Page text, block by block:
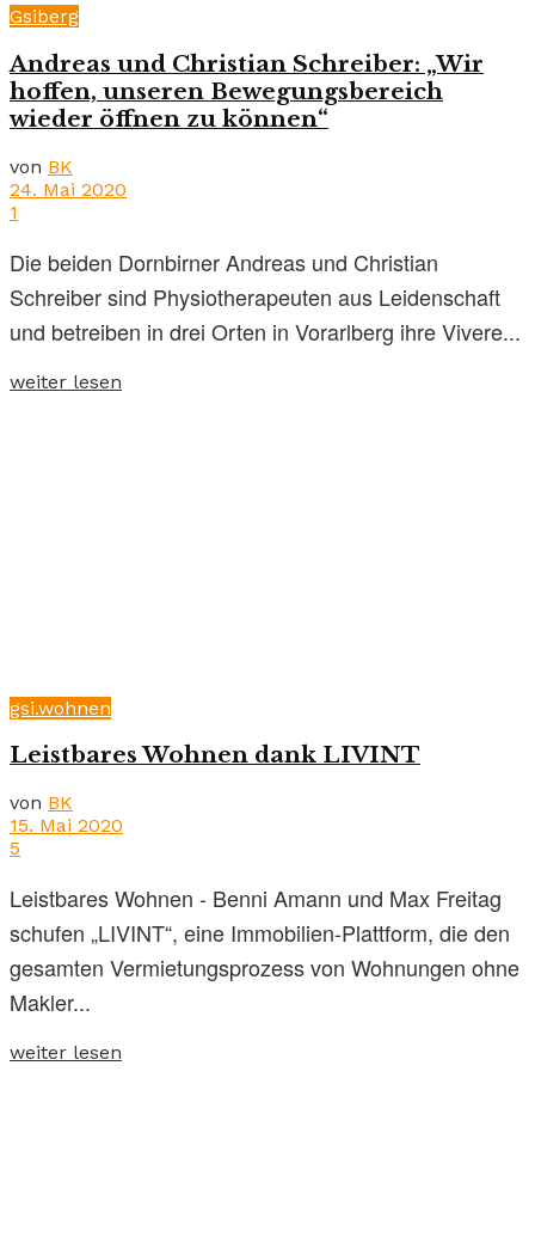
Gsiberg
Andreas und Christian Schreiber: „Wir
hoffen, unseren Bewegungsbereich
wieder öffnen zu können“
von BK
24. Mai 2020
1
Die beiden Dornbirner Andreas und Christian
Schreiber sind Physiotherapeuten aus Leidenschaft
und betreiben in drei Orten in Vorarlberg ihre Vivere...
weiter lesen
gsi.wohnen
Leistbares Wohnen dank LIVINT
von BK
15. Mai 2020
5
Leistbares Wohnen - Benni Amann und Max Freitag
schufen „LIVINT“, eine Immobilien-Plattform, die den
gesamten Vermietungsprozess von Wohnungen ohne
Makler...
weiter lesen